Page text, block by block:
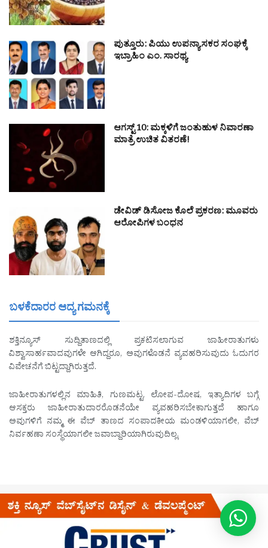
ಪುತ್ತೂರು: ಪಿಯು ಉಪನ್ಯಾಸಕರ ಸಂಘಕ್ಕೆ
ಇಬ್ರಾಹಿಂ ಎಂ. ಸಾರಥ್ಯ
ಆಗಸ್ಟ್ 10: ಮಕ್ಕಳಿಗೆ ಜಂತುಹುಳ ನಿವಾರಣಾ
ಮಾತ್ರೆ ಉಚಿತ ವಿತರಣೆ!
ಡೇವಿಡ್ ಡಿಸೋಜ ಕೊಲೆ ಪ್ರಕರಣ: ಮೂವರು
ಆರೋಪಿಗಳ ಬಂಧನ
ಬಳಕೆದಾರರ ಆದ್ಯ ಗಮನಕ್ಕೆ
ಶಕ್ತಿನ್ಯೂಸ್ ಸುದ್ದಿತಾಣದಲ್ಲಿ ಪ್ರಕಟಿಸಲಾಗುವ ಜಾಹೀರಾತುಗಳು
ವಿಶ್ವಾಸಾರ್ಹವಾದವುಗಳೇ ಆಗಿದ್ದರೂ, ಅವುಗಳೊಡನೆ ವ್ಯವಹರಿಸುವುದು ಓದುಗರ
ವಿವೇಚನೆಗೆ ಬಿಟ್ಟದ್ದಾಗಿರುತ್ತದೆ.
ಜಾಹೀರಾತುಗಳಲ್ಲಿನ ಮಾಹಿತಿ, ಗುಣಮಟ್ಟ, ಲೋಪ-ದೋಷ, ಇತ್ಯಾದಿಗಳ ಬಗ್ಗೆ
ಆಸಕ್ತರು ಜಾಹೀರಾತುದಾರರೊಡನೆಯೇ ವ್ಯವಹರಿಸಬೇಕಾಗುತ್ತದೆ ಹಾಗೂ
ಅವುಗಳಿಗೆ ನಮ್ಮ ಈ ವೆಬ್ ತಾಣದ ಸಂಪಾದಕೀಯ ಮಂಡಳಿಯಾಗಲೀ, ವೆಬ್
ನಿರ್ವಹಣಾ ಸಂಸ್ಥೆಯಾಗಲೀ ಜವಾಬ್ದಾರಿಯಾಗಿರುವುದಿಲ್ಲ.